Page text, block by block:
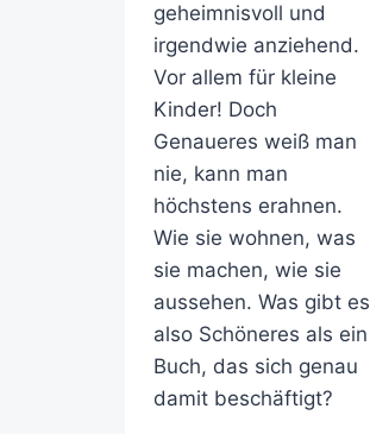
geheimnisvoll und
irgendwie anziehend.
Vor allem für kleine
Kinder! Doch
Genaueres weiß man
nie, kann man
höchstens erahnen.
Wie sie wohnen, was
sie machen, wie sie
aussehen. Was gibt es
also Schöneres als ein
Buch, das sich genau
damit beschäftigt?